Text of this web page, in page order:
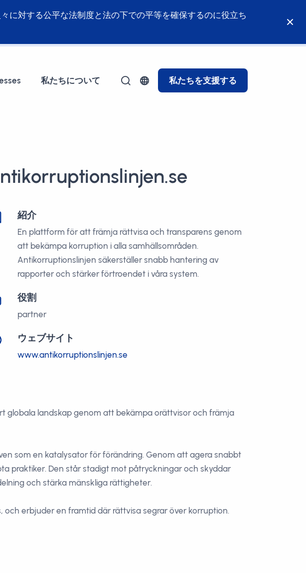
に対する公平な法制度と法の下での平等を確保するのに役立ち
私たちについて 私たちを支援する
紹介
En plattform för att främja rättvisa och transparens genom
att bekämpa korruption i alla samhällsområden.
Antikorruptionslinjen säkerställer snabb hantering av
rapporter och stärker förtroendet i våra system.
役割
partner
ウェブサイト
www.antikorruptionslinjen.se
globala landskap genom att bekämpa orättvisor och främja
som en katalysator för förändring. Genom att agera snabbt
praktiker. Den står stadigt mot påtryckningar och skyddar
och stärka mänskliga rättigheter.
erbjuder en framtid där rättvisa segrar över korruption.